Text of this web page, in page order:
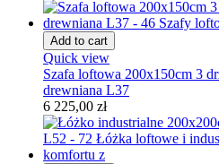
Add to cart
Quick view
Szafa loftowa 200x150cm 3
drewniana L37
6 225,00 zł